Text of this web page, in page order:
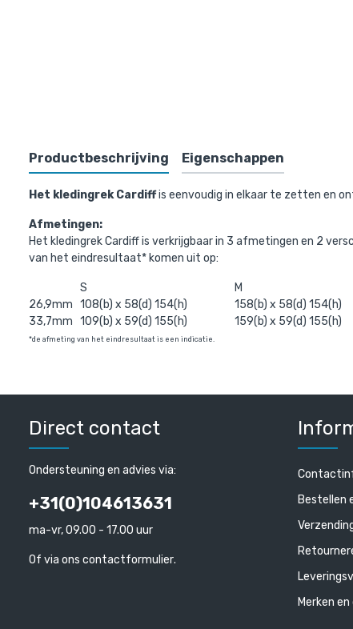
Productbeschrijving Eigenschappen
Het kledingrek Cardiffis eenvoudig in elkaar te zetten en
Afmetingen:
Het kledingrek Cardiff is verkrijgbaar in 3 afmetingen en 2
van het eindresultaat* komen uit op:
S M
26,9mm 108(b) x 58(d) 154(h) 158(b) x 58(d) 154(h)
33,7mm 109(b) x 59(d) 155(h) 159(b) x 59(d) 155(h)
*de afmeting van het eindresultaat is een indicatie.
Direct contact
Ondersteuning en advies via:
+31(0)104613631
ma-vr, 09.00 - 17.00 uur
Of via ons contactformulier.
Bestellen
Merken